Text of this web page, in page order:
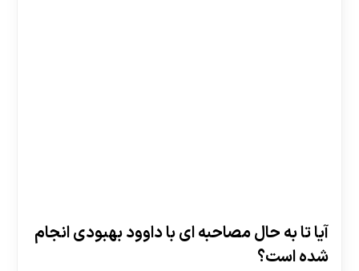
آیا تا به حال مصاحبه ای با داوود بهبودی انجام
شده است؟